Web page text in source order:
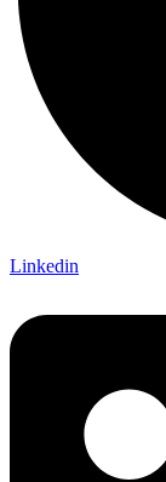
Linkedin